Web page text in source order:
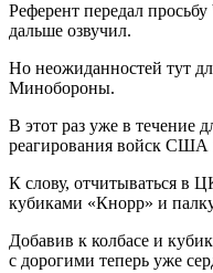
Референт передал
дальше озвучил.
Но неожиданностей тут
Минобороны.
В этот раз уже в течение
реагирования войск США
К слову, отчитываться в
кубиками «Кнорр» и
Добавив к колбасе и
с дорогими теперь уже